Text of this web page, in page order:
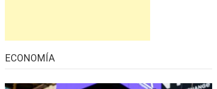
ECONOMÍA